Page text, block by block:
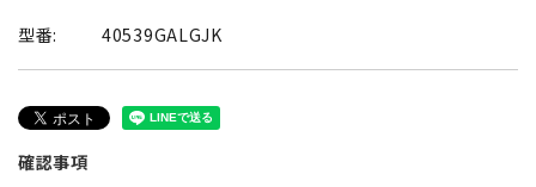
型番: 40539GALGJK
確認事項